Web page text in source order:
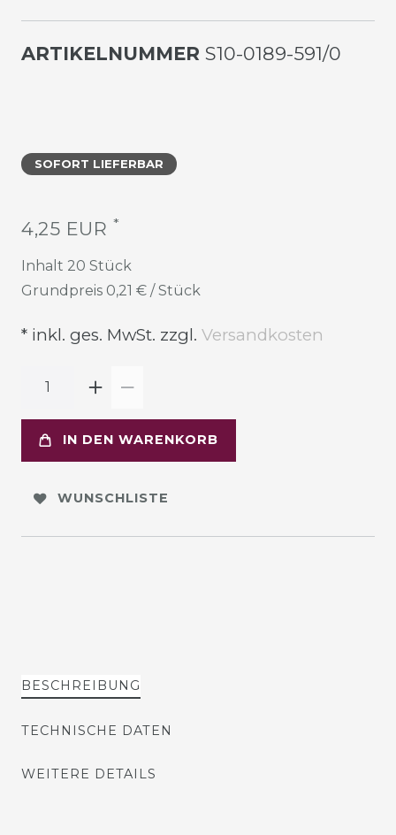
ARTIKELNUMMER S10-0189-591/0
SOFORT LIEFERBAR
4,25 EUR *
Inhalt 20 Stück
Grundpreis 0,21 € / Stück
* inkl. ges. MwSt. zzgl. Versandkosten
IN DEN WARENKORB
WUNSCHLISTE
BESCHREIBUNG
TECHNISCHE DATEN
WEITERE DETAILS